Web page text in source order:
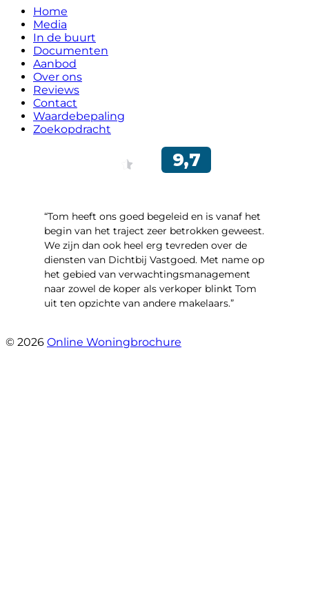
Home
Media
In de buurt
Documenten
Aanbod
Over ons
Reviews
Contact
Waardebepaling
Zoekopdracht
“Tom heeft ons goed begeleid en is vanaf het
begin van het traject zeer betrokken geweest.
We zijn dan ook heel erg tevreden over de
diensten van Dichtbij Vastgoed. Met name op
het gebied van verwachtingsmanagement
naar zowel de koper als verkoper blinkt Tom
uit ten opzichte van andere makelaars.”
© 2026 Online Woningbrochure